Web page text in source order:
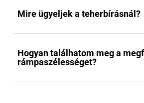
Mire ügyeljek a teherbírásnál?
Hogyan találhatom meg a
rámpaszélességet?